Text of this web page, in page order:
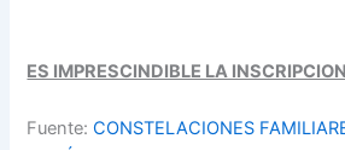
ES IMPRESCINDIBLE LA
Fuente:CONSTELACIONES